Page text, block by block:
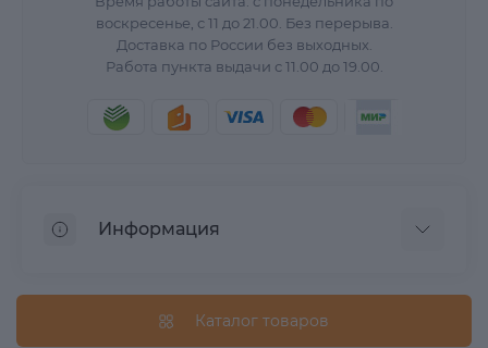
воскресенье, с 11 до 21.00. Без перерыва.
Доставка по России без выходных.
Работа пункта выдачи с 11.00 до 19.00.
Информация
Каталог товаров